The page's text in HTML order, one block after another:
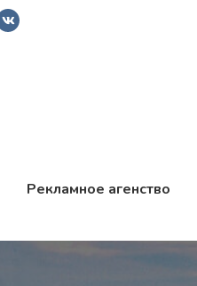
Рекламное агенство